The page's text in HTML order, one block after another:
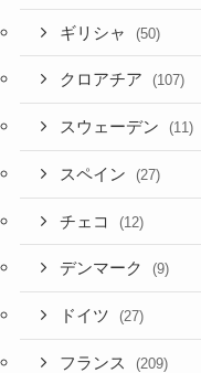
ギリシャ (50)
クロアチア (107)
スウェーデン (11)
スペイン (27)
チェコ (12)
デンマーク (9)
ドイツ (27)
フランス (209)